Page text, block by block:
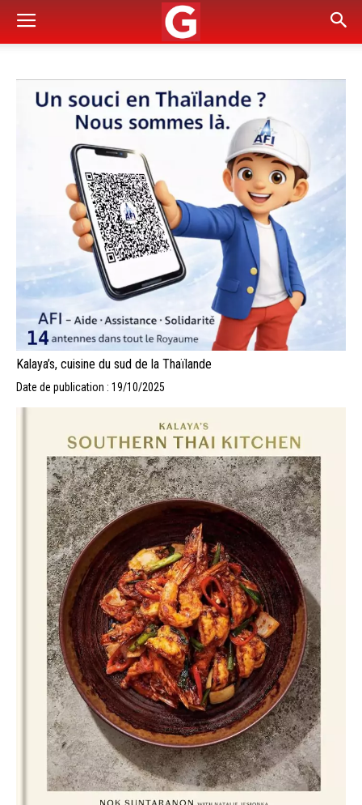
Kalaya’s, cuisine du sud de la Thaïlande
Date de publication : 19/10/2025